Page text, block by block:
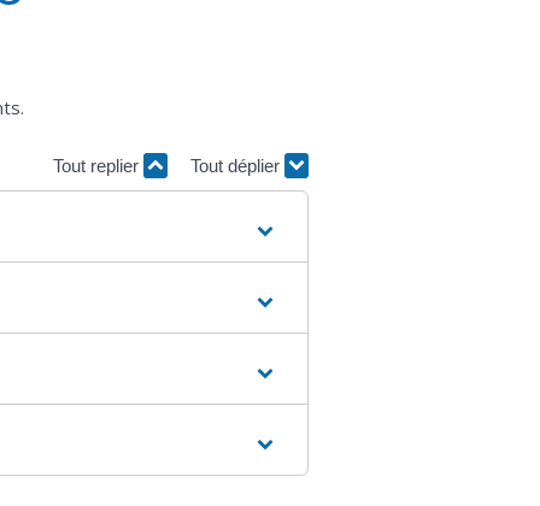
Tout replier Tout déplier